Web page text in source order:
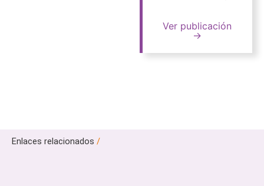
Ver publicación
→
Enlaces relacionados /